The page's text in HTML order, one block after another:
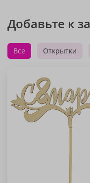
Добавьте к
Все Открытки